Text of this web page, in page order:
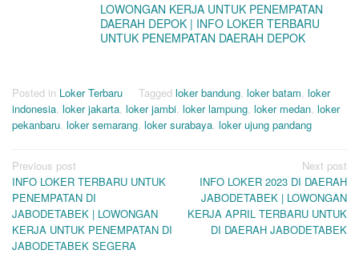
LOWONGAN KERJA UNTUK PENEMPATAN
DAERAH DEPOK | INFO LOKER TERBARU
UNTUK PENEMPATAN DAERAH DEPOK
Posted in Loker Terbaru Tagged loker bandung, loker batam, loker
indonesia, loker jakarta, loker jambi, loker lampung, loker medan, loker
pekanbaru, loker semarang, loker surabaya, loker ujung pandang
Post
navigation
Previous post
INFO LOKER TERBARU UNTUK
PENEMPATAN DI
JABODETABEK | LOWONGAN
KERJA UNTUK PENEMPATAN DI
JABODETABEK SEGERA
Next post
INFO LOKER 2023 DI DAERAH
JABODETABEK | LOWONGAN
KERJA APRIL TERBARU UNTUK
DI DAERAH JABODETABEK